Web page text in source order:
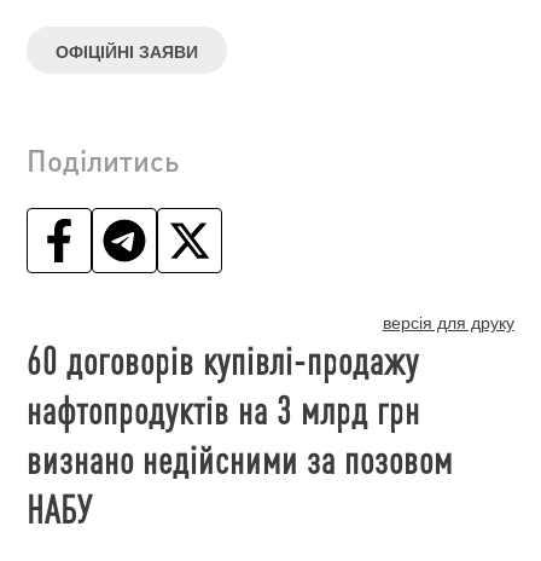
ОФІЦІЙНІ ЗАЯВИ
Поділитись
версія для друку
60 договорів купівлі-продажу
нафтопродуктів на 3 млрд грн
визнано недійсними за позовом
НАБУ